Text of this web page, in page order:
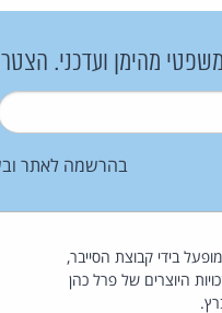
מהימן ועדכני.
בהרשמה לאתר
law.co.il מופעל בידי קבוצת הסייבר,
היוצרים של פרל כהן